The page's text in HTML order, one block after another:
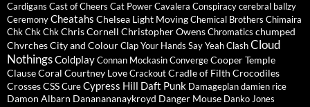
Cardigans Cast of Cheers Cat PowerCavalera Conspiracycerebral ballzy
CeremonyCheatahs Chelsea Light MovingChemical Brothers Chimaira
Chk Chk ChkChris Cornell Christopher OwensChromatics chumped
ChvrchesCity and ColourClap Your Hands Say YeahClashCloud
NothingsColdplayConnan MockasinConvergeCooper Temple
ClauseCoral Courtney LoveCrackoutCradle of Filth Crocodiles
CrossesCSSCureCypress Hill Daft Punk Damageplandamien rice
Damon Albarn Dananananaykroyd Danger Mouse Danko Jones